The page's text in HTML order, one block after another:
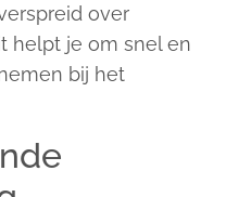
over
helpt je om snel en
bij het